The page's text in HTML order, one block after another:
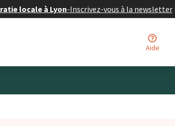
locale à Lyon-Inscrivez-vous à la newsletter
Aide